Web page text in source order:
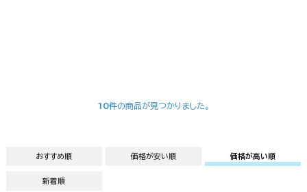
10件の商品が見つかりました。
おすすめ順 価格が安い順 価格が高い順
新着順